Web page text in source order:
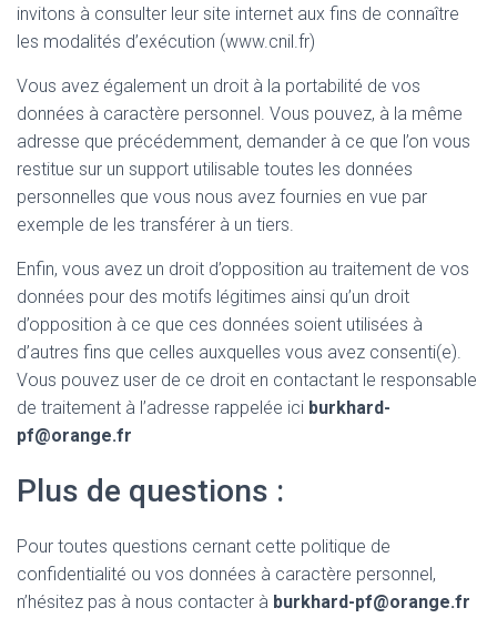
invitons à consulter leur site internet aux fins de connaître
les modalités d’exécution (www.cnil.fr)
Vous avez également un droit à la portabilité de vos
données à caractère personnel. Vous pouvez, à la même
adresse que précédemment, demander à ce que l’on vous
restitue sur un support utilisable toutes les données
personnelles que vous nous avez fournies en vue par
exemple de les transférer à un tiers.
Enfin, vous avez un droit d’opposition au traitement de vos
données pour des motifs légitimes ainsi qu’un droit
d’opposition à ce que ces données soient utilisées à
d’autres fins que celles auxquelles vous avez consenti(e).
Vous pouvez user de ce droit en contactant le responsable
de traitement à l’adresse rappelée ici burkhard-
pf@orange.fr
Plus de questions :
Pour toutes questions cernant cette politique de
confidentialité ou vos données à caractère personnel,
n’hésitez pas à nous contacter à burkhard-pf@orange.fr